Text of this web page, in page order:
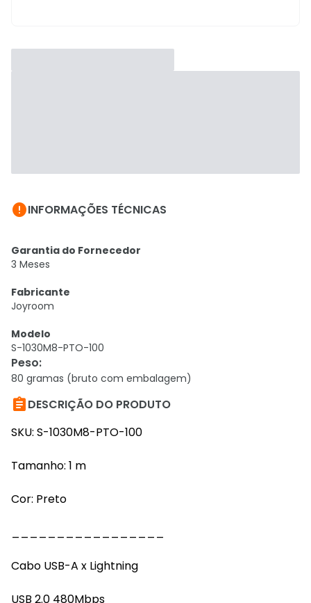
INFORMAÇÕES TÉCNICAS
Garantia do Fornecedor
3 Meses
Fabricante
Joyroom
Modelo
S-1030M8-PTO-100
Peso:
80 gramas (bruto com embalagem)
DESCRIÇÃO DO PRODUTO
SKU: S-1030M8-PTO-100
Tamanho: 1 m
Cor: Preto
Cabo USB-A x Lightning
USB 2.0 480Mbps